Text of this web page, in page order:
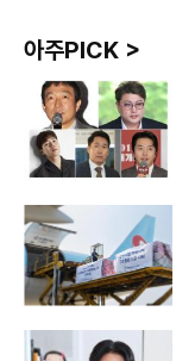
아주PICK >